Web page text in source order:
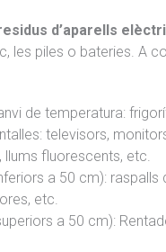
d’aparells
les piles o bateries. A
de temperatura:
televisors,
llums fluorescents, etc.
a 50 cm): raspalls
etc.
a 50 cm):